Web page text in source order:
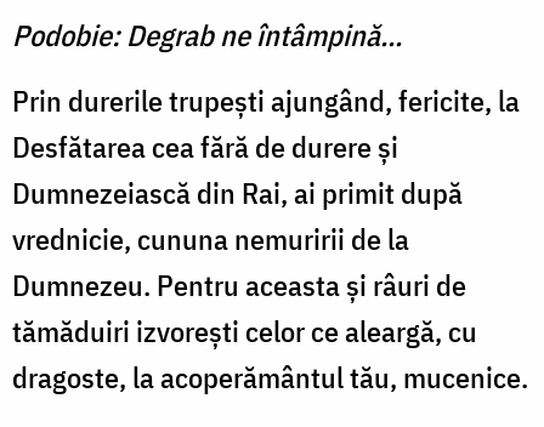
Podobie: Degrab ne întâmpină...
Prin durerile trupeşti ajungând, fericite, la
Desfătarea cea fără de durere şi
Dumnezeiască din Rai, ai primit după
vrednicie, cununa nemuririi de la
Dumnezeu. Pentru aceasta şi râuri de
tămăduiri izvoreşti celor ce aleargă, cu
dragoste, la acoperământul tău, mucenice.